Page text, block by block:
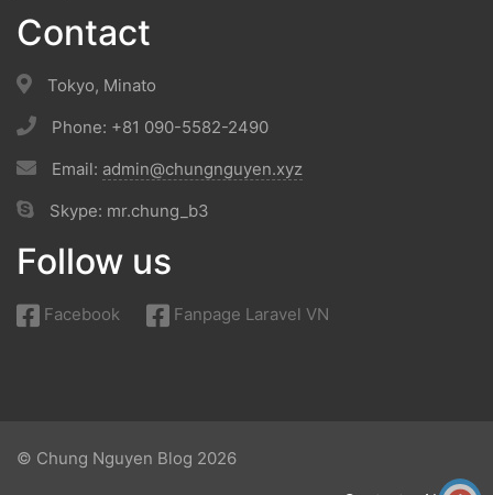
Contact
Tokyo, Minato
Phone: +81 090-5582-2490
Email: admin@chungnguyen.xyz
Skype: mr.chung_b3
Follow us
Facebook Fanpage Laravel VN
© Chung Nguyen Blog 2026